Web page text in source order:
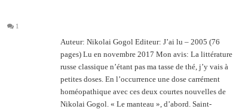
1
Auteur: Nikolai Gogol Editeur: J’ai lu – 2005 (76
pages) Lu en novembre 2017 Mon avis: La littérature
russe classique n’étant pas ma tasse de thé, j’y vais à
petites doses. En l’occurrence une dose carrément
homéopathique avec ces deux courtes nouvelles de
Nikolai Gogol. « Le manteau », d’abord. Saint-